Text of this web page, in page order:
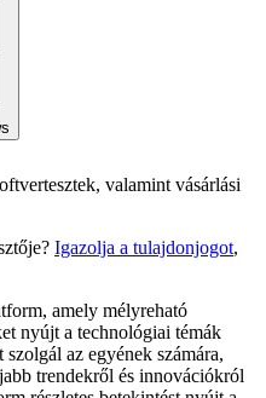
valamint vásárlási
Igazolja a tulajdonjogot,
amely mélyreható
nyújt a technológiai témák
az egyének számára,
trendekről és innovációkról